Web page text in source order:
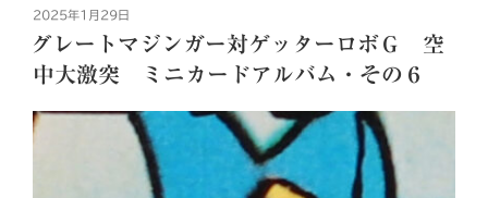
投
稿
日:
2025年1月29日
グレートマジンガー対ゲッターロボＧ 空
中大激突 ミニカードアルバム・その６